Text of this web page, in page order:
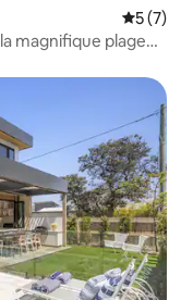
5 (7)
magnifique plage